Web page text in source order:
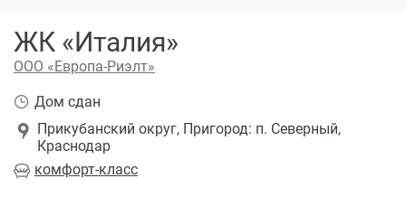
ЖК «Италия»
ООО «Европа-Риэлт»
комфорт-класс
Прикубанский округ, Пригород: п. Северный,
Краснодар
Дом сдан